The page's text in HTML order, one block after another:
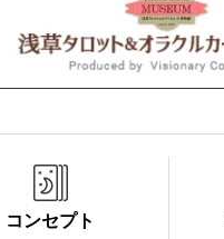
コンセプト